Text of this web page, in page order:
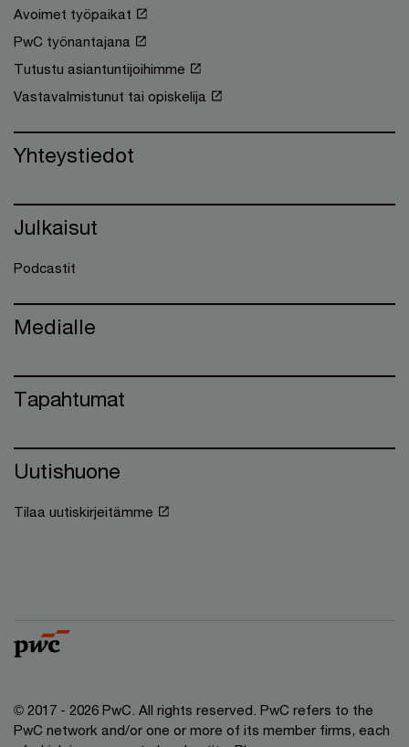
Avoimet työpaikat
PwC työnantajana
Tutustu asiantuntijoihimme
Vastavalmistunut tai opiskelija
Yhteystiedot
Julkaisut
Podcastit
Medialle
Tapahtumat
Uutishuone
Tilaa uutiskirjeitämme
© 2017 - 2026 PwC. All rights reserved. PwC refers to the
PwC network and/or one or more of its member firms, each